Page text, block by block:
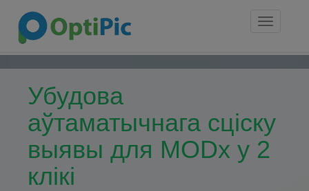
Toggle
Убудова
аўтаматычнага сціску
выявы для MODx у 2
клікі